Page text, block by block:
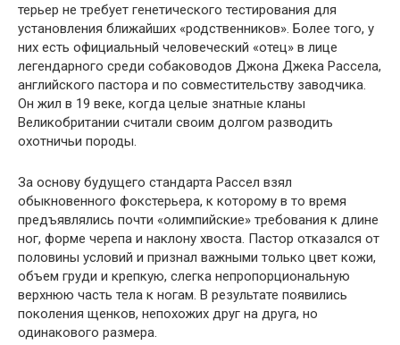
терьер не требует генетического тестирования для
установления ближайших «родственников». Более того, у
них есть официальный человеческий «отец» в лице
легендарного среди собаководов Джона Джека Рассела,
английского пастора и по совместительству заводчика.
Он жил в 19 веке, когда целые знатные кланы
Великобритании считали своим долгом разводить
охотничьи породы.
За основу будущего стандарта Рассел взял
обыкновенного фокстерьера, к которому в то время
предъявлялись почти «олимпийские» требования к длине
ног, форме черепа и наклону хвоста. Пастор отказался от
половины условий и признал важными только цвет кожи,
объем груди и крепкую, слегка непропорциональную
верхнюю часть тела к ногам. В результате появились
поколения щенков, непохожих друг на друга, но
одинакового размера.